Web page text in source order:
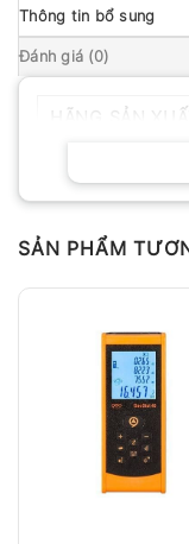
Thông tin bổ sung
Đánh giá (0)
SẢN PHẨM